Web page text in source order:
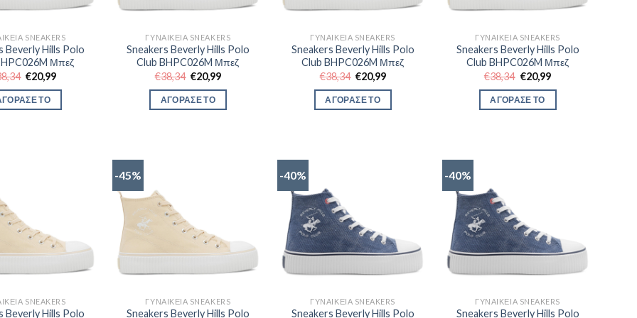
SNEAKERS
Beverly Hills Polo
Μπεζ
Original
price
was:
€38,34.
€20,99Η
ΤΟ
ΓΥΝΑΙΚΕΊΑ SNEAKERS
Sneakers Beverly Hills Polo
Club BHPC026M Μπεζ
€38,34 Original
price
was:
€38,34.
€20,99Η
ΑΓΟΡΑΣΕ ΤΟ
ΓΥΝΑΙΚΕΊΑ SNEAKERS
Sneakers Beverly Hills Polo
Club BHPC026M Μπεζ
€38,34 Original
price
was:
€38,34.
€20,99Η
ΑΓΟΡΑΣΕ ΤΟ
ΓΥΝΑΙΚΕΊΑ SNEAKERS
Sneakers Beverly Hills Polo
Club BHPC026M Μπεζ
€38,34 Original
price
was:
€38,34.
€20,99Η
ΑΓΟΡΑΣΕ ΤΟ
SNEAKERS
Beverly Hills Polo
-45%
ΓΥΝΑΙΚΕΊΑ SNEAKERS
Sneakers Beverly Hills Polo
-40%
ΓΥΝΑΙΚΕΊΑ SNEAKERS
Sneakers Beverly Hills Polo
-40%
ΓΥΝΑΙΚΕΊΑ SNEAKERS
Sneakers Beverly Hills Polo